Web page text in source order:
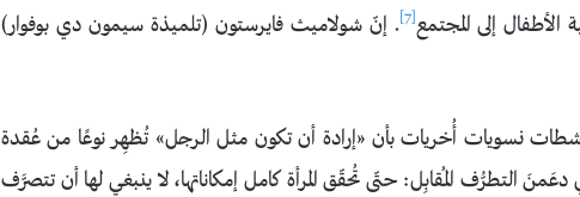
الأطفال إلى المجتمع[7] . إنّ شولاميث فايرستون (تلميذة سيمون دي بوفوار)
نسويات أُخريات بأن «إرادة أن تكون مثل الرجل» تُظهِر نوعًا من عُقدة
التطرُّف المُقابِل: حتّى تُحقّق المرأة كامل إمكاناتها، لا ينبغي لها أن تتصرَّف